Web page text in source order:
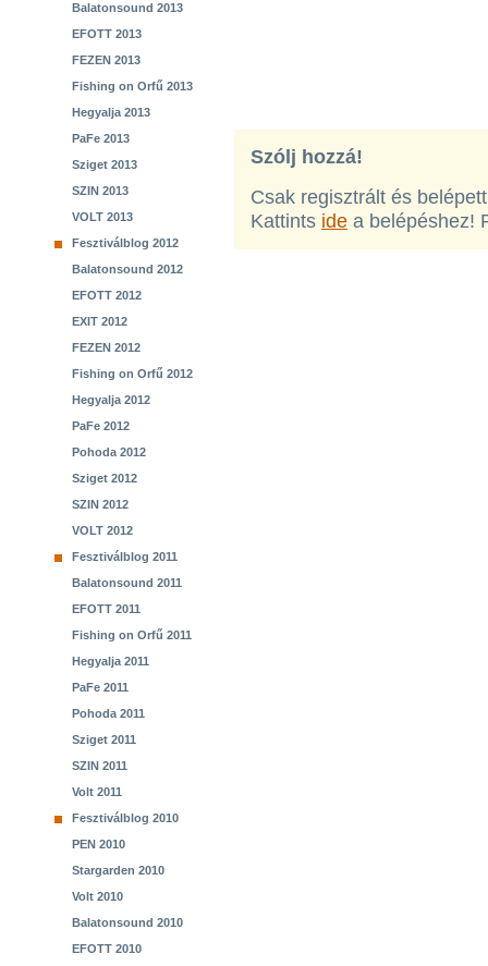
Balatonsound 2013
EFOTT 2013
FEZEN 2013
Fishing on Orfű 2013
Hegyalja 2013
PaFe 2013
Sziget 2013
SZIN 2013
VOLT 2013
Fesztiválblog 2012
Balatonsound 2012
EFOTT 2012
EXIT 2012
FEZEN 2012
Fishing on Orfű 2012
Hegyalja 2012
PaFe 2012
Pohoda 2012
Sziget 2012
SZIN 2012
VOLT 2012
Fesztiválblog 2011
Balatonsound 2011
EFOTT 2011
Fishing on Orfű 2011
Hegyalja 2011
PaFe 2011
Pohoda 2011
Sziget 2011
SZIN 2011
Volt 2011
Fesztiválblog 2010
PEN 2010
Stargarden 2010
Volt 2010
Balatonsound 2010
EFOTT 2010
Szólj hozzá!
Csak regisztrált és
Kattints ide a belépéshez!